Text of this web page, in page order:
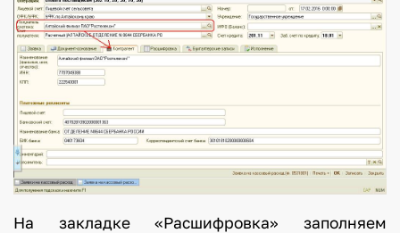
На закладке «Расшифровка» заполняем